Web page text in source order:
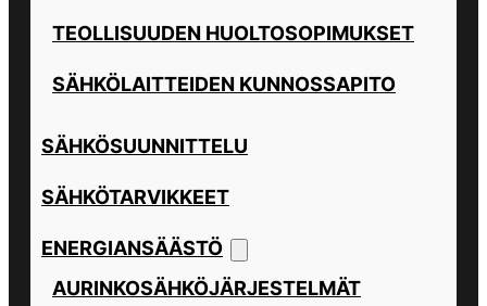
TEOLLISUUDEN HUOLTOSOPIMUKSET
SÄHKÖLAITTEIDEN KUNNOSSAPITO
SÄHKÖSUUNNITTELU
SÄHKÖTARVIKKEET
ENERGIANSÄÄSTÖ
AURINKOSÄHKÖJÄRJESTELMÄT